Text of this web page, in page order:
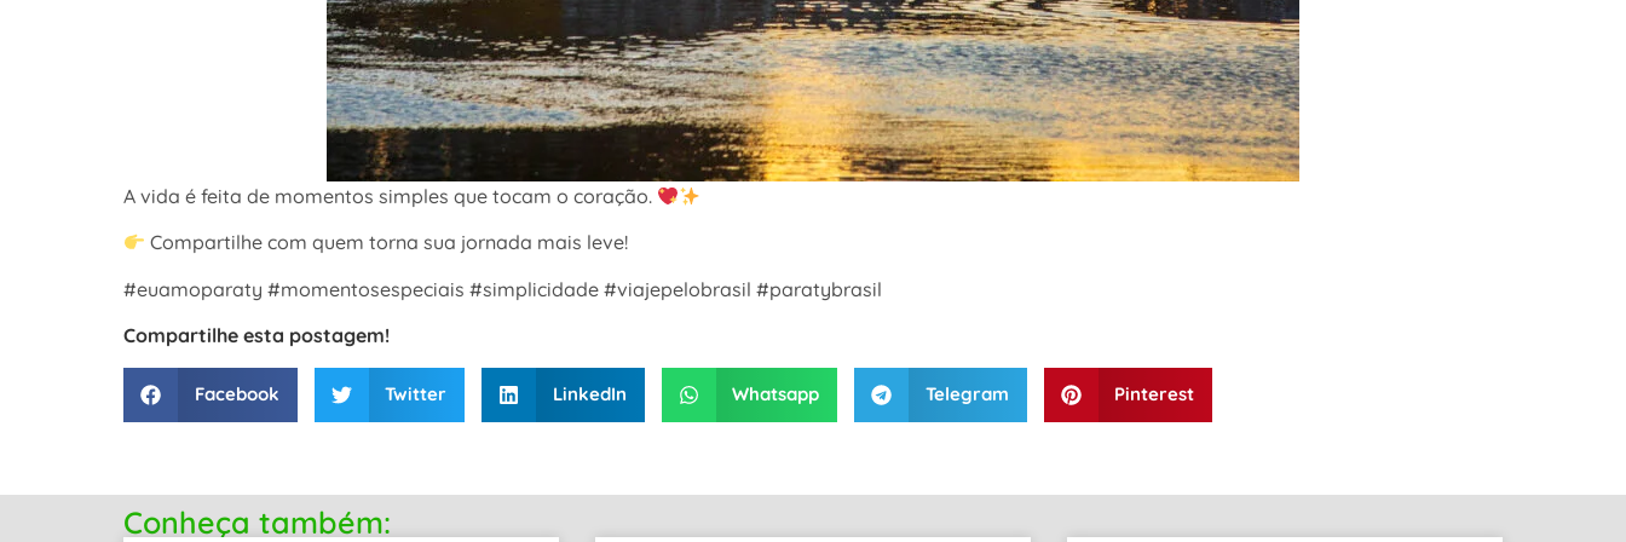
A vida é feita de momentos simples que tocam o coração.
Compartilhe com quem torna sua jornada mais leve!
#euamoparaty #momentosespeciais #simplicidade #viajepelobrasil #paratybrasil
Compartilhe esta postagem!
Facebook Twitter LinkedIn Whatsapp Telegram Pinterest
Conheça também: